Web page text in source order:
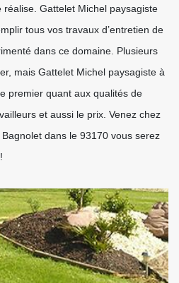
Gattelet Michel paysagiste
tous vos travaux d’entretien de
dans ce domaine. Plusieurs
mais Gattelet Michel paysagiste à
premier quant aux qualités de
et aussi le prix. Venez chez
dans le 93170 vous serez